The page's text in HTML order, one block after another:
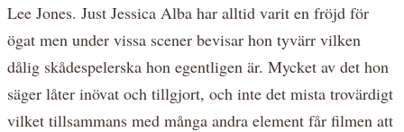
Lee Jones. Just Jessica Alba har alltid varit en fröjd för
ögat men under vissa scener bevisar hon tyvärr vilken
dålig skådespelerska hon egentligen är. Mycket av det hon
säger låter inövat och tillgjort, och inte det mista trovärdigt
vilket tillsammans med många andra element får filmen att